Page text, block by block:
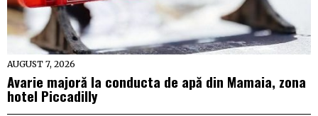
AUGUST 7, 2026
Avarie majoră la conducta de apă din Mamaia, zona
hotel Piccadilly